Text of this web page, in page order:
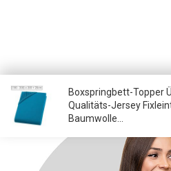
Boxspringbett-Topper
Qualitäts-Jersey
Baumwolle...